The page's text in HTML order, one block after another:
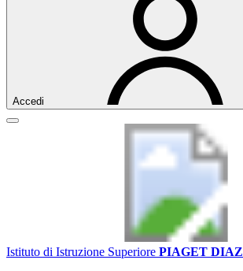
Accedi
Istituto di Istruzione Superiore PIAGET DIAZ